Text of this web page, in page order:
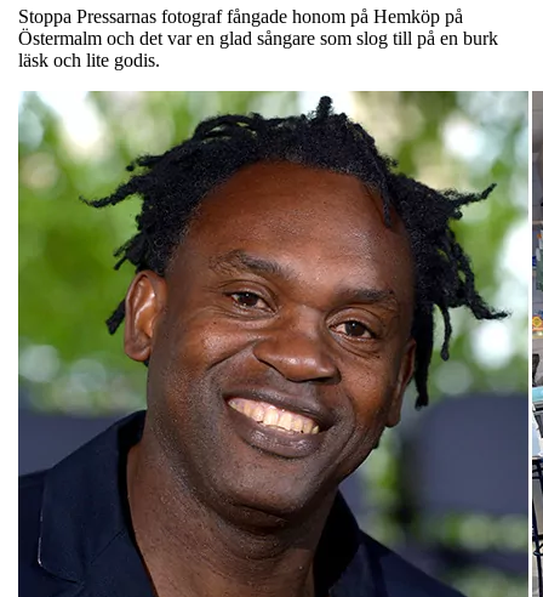
Stoppa Pressarnas fotograf fångade honom på Hemköp på
Östermalm och det var en glad sångare som slog till på en burk
läsk och lite godis.